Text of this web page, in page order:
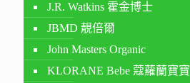
J.R. Watkins 霍金博士
JBMD 靚倍爾
John Masters Organic
KLORANE Bebe 蔻蘿蘭寶寶